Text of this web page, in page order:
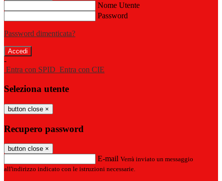
Nome Utente
Password
Password dimenticata?
-
Entra con SPID Entra con CIE
Seleziona utente
button close ×
Recupero password
button close ×
E-mail Verrà inviato un messaggio
all'indirizzo indicato con le istruzioni necessarie.